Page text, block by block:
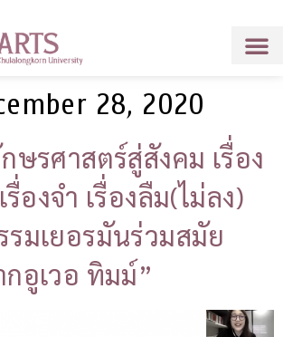
28, 2020
ษรศาสตร์สู่สังคม เรื่อง
รื่องจำ เรื่องลืม(ไม่ลง)
มเยอรมันร่วมสมัย
อูเวอ ทิมม์”